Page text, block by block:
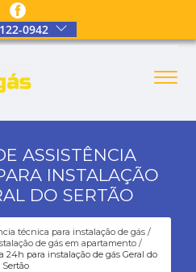
0942
ASSISTÊNCIA
INSTALAÇÃO
DO SERTÃO
técnica para instalação de gás
de gás em apartamento
24h para instalação de gás Geral do
Sertão